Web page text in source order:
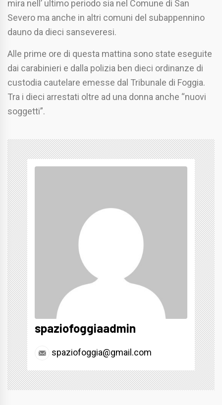
mira nell’ ultimo periodo sia nel Comune di San
Severo ma anche in altri comuni del subappennino
dauno da dieci sanseveresi.
Alle prime ore di questa mattina sono state eseguite
dai carabinieri e dalla polizia ben dieci ordinanze di
custodia cautelare emesse dal Tribunale di Foggia.
Tra i dieci arrestati oltre ad una donna anche “nuovi
soggetti”.
spaziofoggiaadmin
spaziofoggia@gmail.com